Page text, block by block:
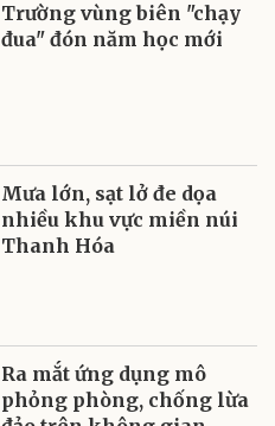
Trường vùng biên "chạy
đua" đón năm học mới
Mưa lớn, sạt lở đe dọa
nhiều khu vực miền núi
Thanh Hóa
Ra mắt ứng dụng mô
phỏng phòng, chống lừa